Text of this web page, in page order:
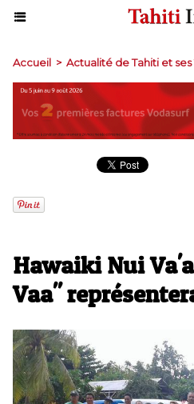
Accueil > Actualité de Tahiti et ses
Hawaiki Nui
Vaa"